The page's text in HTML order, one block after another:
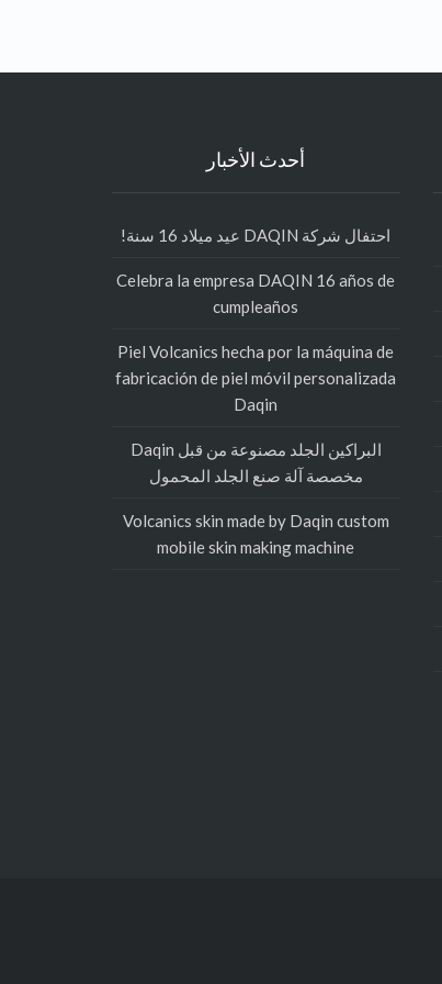
أحدث الأخبار
احتفال شركة DAQIN عيد ميلاد 16 سنة!
Celebra la empresa DAQIN 16 años de
cumpleaños
Piel Volcanics hecha por la máquina de
fabricación de piel móvil personalizada
Daqin
البراكين الجلد مصنوعة من قبل Daqin
مخصصة آلة صنع الجلد المحمول
Volcanics skin made by Daqin custom
mobile skin making machine